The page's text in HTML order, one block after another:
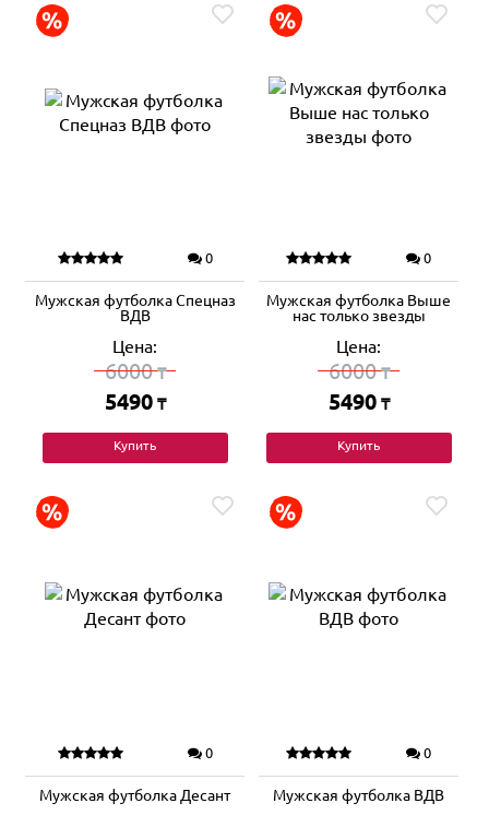
0
Мужская футболка Спецназ
ВДВ
Цена:
6000₸
5490 ₸
Купить
0
Мужская футболка Выше
нас только звезды
Цена:
6000₸
5490 ₸
Купить
0
Мужская футболка Десант
0
Мужская футболка ВДВ